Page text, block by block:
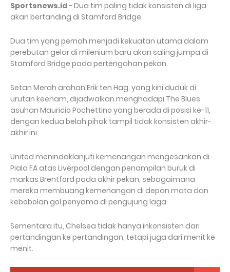
Sportsnews.id- Dua tim paling tidak konsisten di liga
akan bertanding di Stamford Bridge.
Dua tim yang pernah menjadi kekuatan utama dalam
perebutan gelar di milenium baru akan saling jumpa di
Stamford Bridge pada pertengahan pekan.
Setan Merah arahan Erik ten Hag, yang kini duduk di
urutan keenam, dijadwalkan menghadapi The Blues
asuhan Mauricio Pochettino yang berada di posisi ke-11,
dengan kedua belah pihak tampil tidak konsisten akhir-
akhir ini.
United menindaklanjuti kemenangan mengesankan di
Piala FA atas Liverpool dengan penampilan buruk di
markas Brentford pada akhir pekan, sebagaimana
mereka membuang kemenangan di depan mata dan
kebobolan gol penyama di pengujung laga.
Sementara itu, Chelsea tidak hanya inkonsisten dari
pertandingan ke pertandingan, tetapi juga dari menit ke
menit.